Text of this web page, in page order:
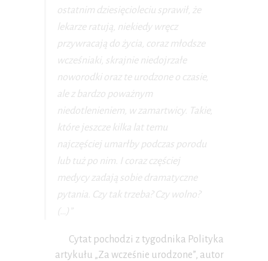
ostatnim dziesięcioleciu sprawił, że
lekarze ratują, niekiedy wręcz
przywracają do życia, coraz młodsze
wcześniaki, skrajnie niedojrzałe
noworodki oraz te urodzone o czasie,
ale z bardzo poważnym
niedotlenieniem, w zamartwicy. Takie,
które jeszcze kilka lat temu
najczęściej umarłby podczas porodu
lub tuż po nim. I coraz częściej
medycy zadają sobie dramatyczne
pytania. Czy tak trzeba? Czy wolno?
(…)”
Cytat pochodzi z tygodnika Polityka
artykułu „Za wcześnie urodzone”, autor